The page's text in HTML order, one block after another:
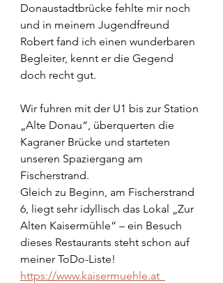
Donaustadtbrücke fehlte mir noch
und in meinem Jugendfreund
Robert fand ich einen wunderbaren
Begleiter, kennt er die Gegend
doch recht gut.
Wir fuhren mit der U1 bis zur Station
„Alte Donau“, überquerten die
Kagraner Brücke und starteten
unseren Spaziergang am
Fischerstrand.
Gleich zu Beginn, am Fischerstrand
6, liegt sehr idyllisch das Lokal „Zur
Alten Kaisermühle“ – ein Besuch
dieses Restaurants steht schon auf
meiner ToDo-Liste!
https://www.kaisermuehle.at